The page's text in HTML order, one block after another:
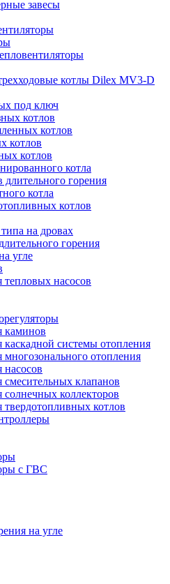
завесы
котлы Dilex MV3-D
под ключ
котлов
котлов
котлов
котлов
котла
длительного горения
котла
котлов
на дровах
горения
угле
насосов
каминов
каскадной системы отопления
отопления
насосов
клапанов
коллекторов
котлов
с ГВС
на угле